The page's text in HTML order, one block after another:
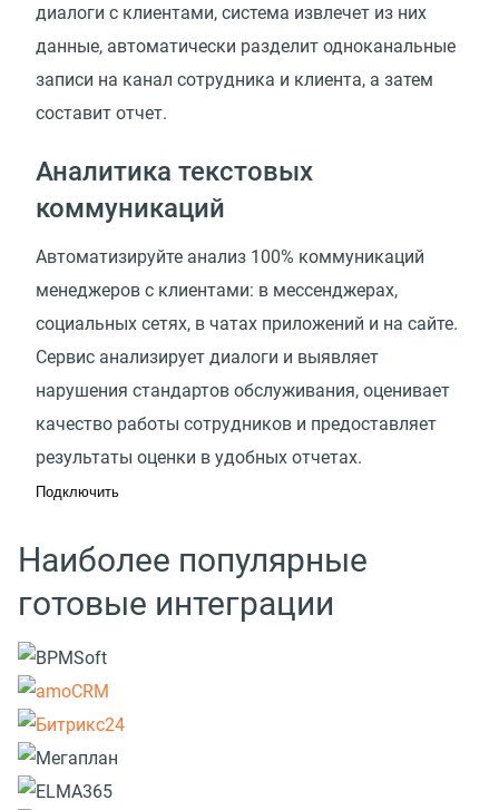
диалоги с клиентами, система извлечет из них
данные, автоматически разделит одноканальные
записи на канал сотрудника и клиента, а затем
составит отчет.
Аналитика текстовых
коммуникаций
Автоматизируйте анализ 100% коммуникаций
менеджеров с клиентами: в мессенджерах,
социальных сетях, в чатах приложений и на сайте.
Сервис анализирует диалоги и выявляет
нарушения стандартов обслуживания, оценивает
качество работы сотрудников и предоставляет
результаты оценки в удобных отчетах.
Подключить
Наиболее популярные
готовые интеграции